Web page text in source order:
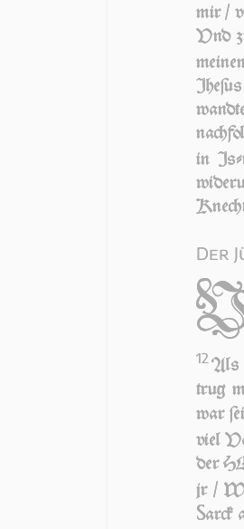
mir /
Vnd
in
Der
12 Als
trug
war
viel
der
jr /
Sarck